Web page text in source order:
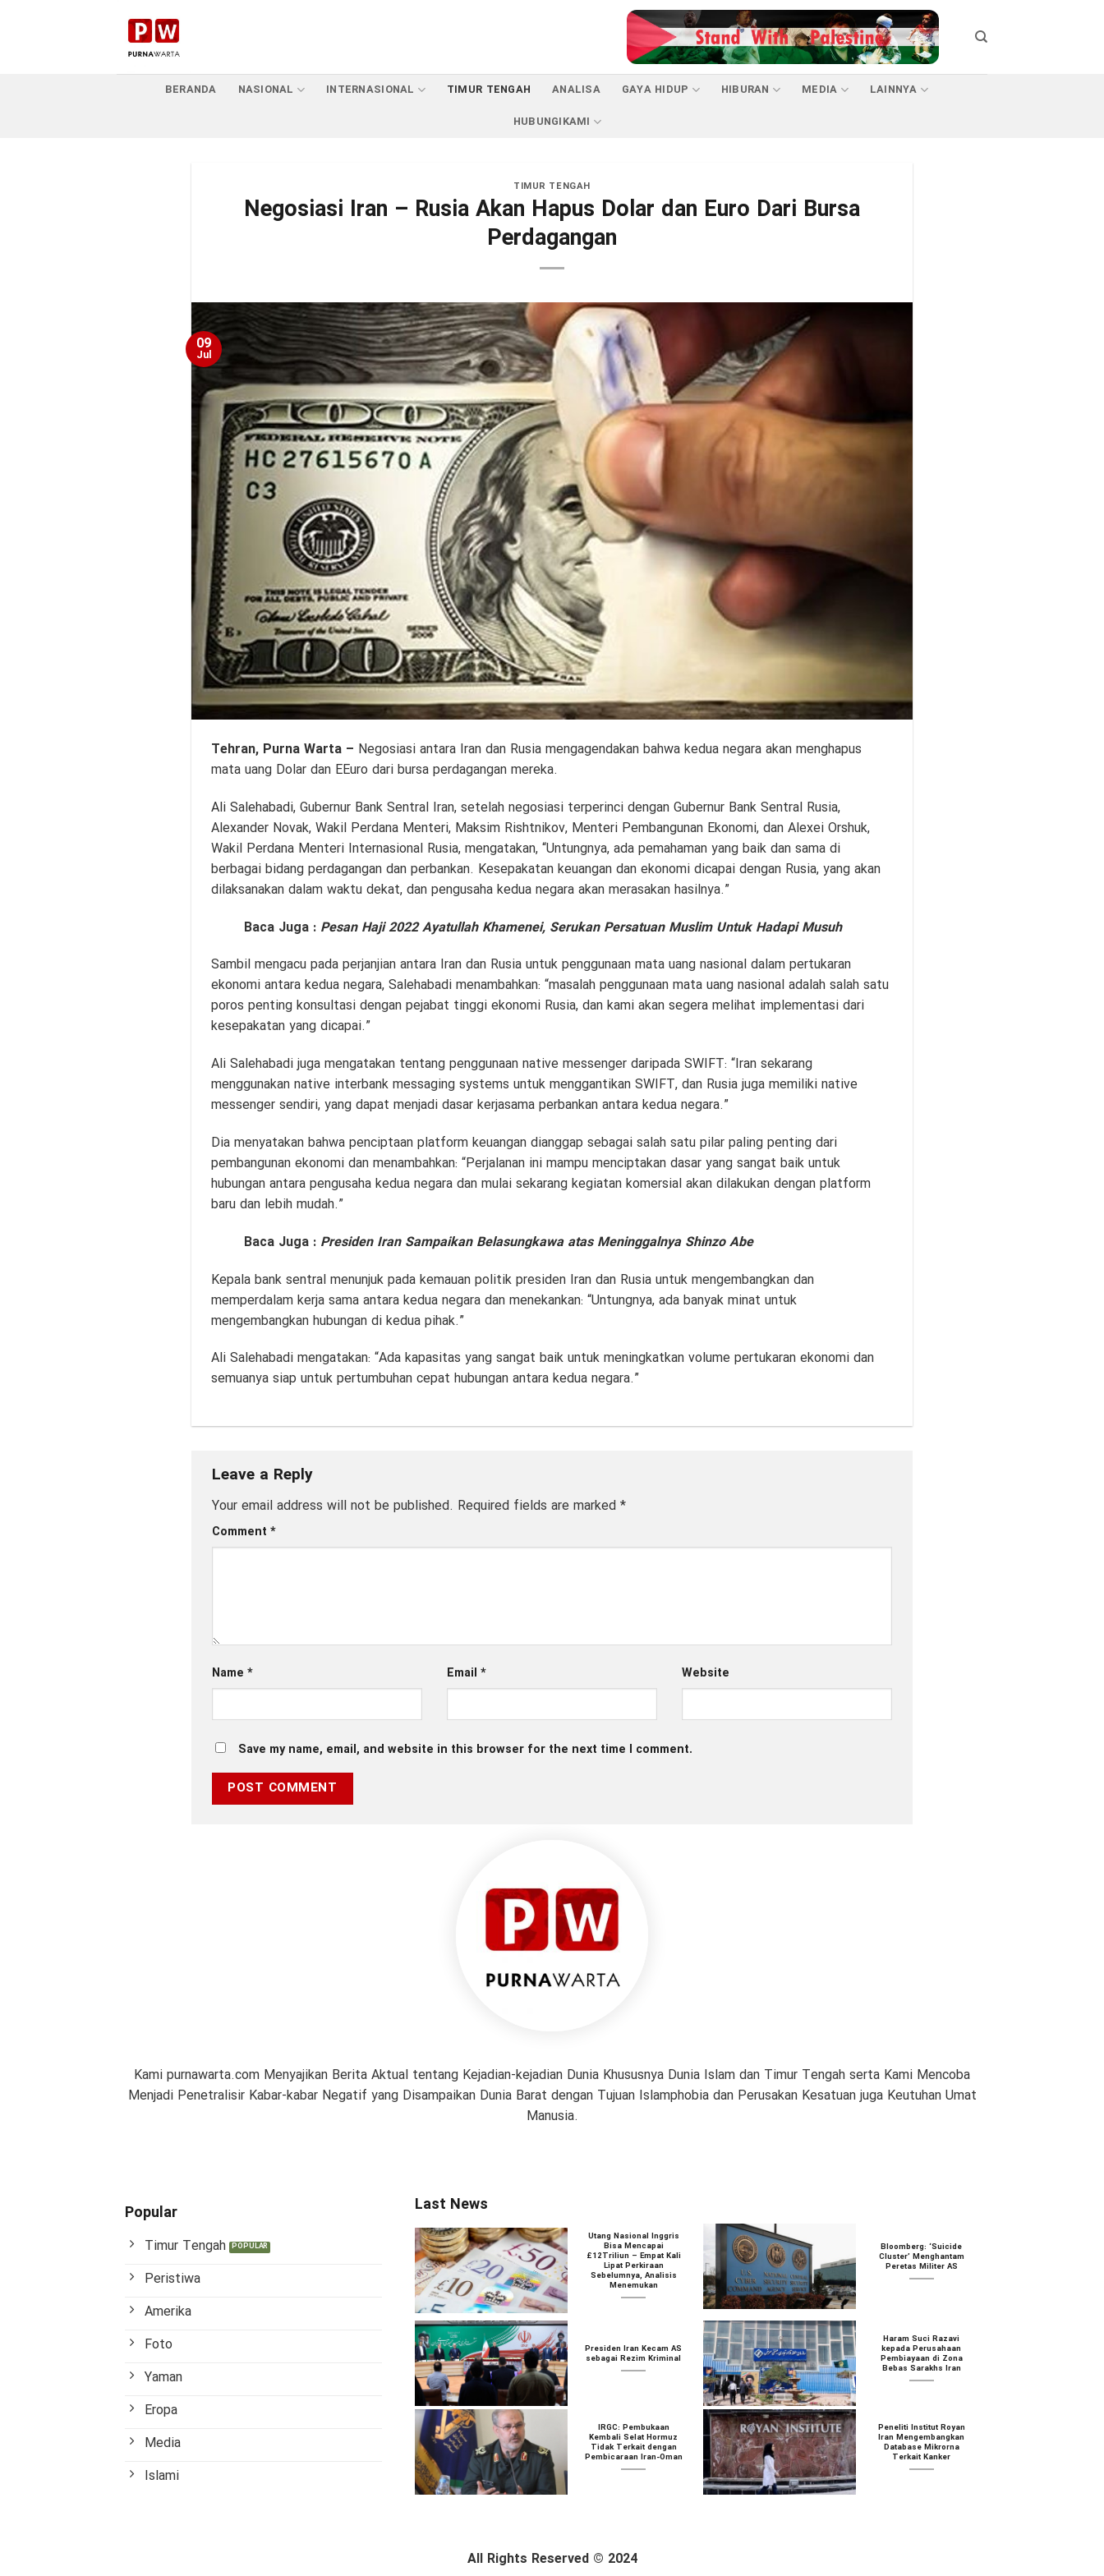
BERANDA NASIONAL INTERNASIONAL TIMUR TENGAH ANALISA GAYA HIDUP HIBURAN MEDIA
LAINNYA
HUBUNGIKAMI
TIMUR TENGAH
Negosiasi Iran – Rusia Akan Hapus Dolar dan Euro Dari Bursa
Perdagangan
09
Jul
Tehran, Purna Warta– Negosiasi antara Iran dan Rusia mengagendakan bahwa kedua negara akan menghapus
mata uang Dolar dan EEuro dari bursa perdagangan mereka.
Ali Salehabadi, Gubernur Bank Sentral Iran, setelah negosiasi terperinci dengan Gubernur Bank Sentral Rusia,
Alexander Novak, Wakil Perdana Menteri, Maksim Rishtnikov, Menteri Pembangunan Ekonomi, dan Alexei Orshuk,
Wakil Perdana Menteri Internasional Rusia, mengatakan, “Untungnya, ada pemahaman yang baik dan sama di
berbagai bidang perdagangan dan perbankan. Kesepakatan keuangan dan ekonomi dicapai dengan Rusia, yang akan
dilaksanakan dalam waktu dekat, dan pengusaha kedua negara akan merasakan hasilnya.”
Baca Juga : Pesan Haji 2022 Ayatullah Khamenei, Serukan Persatuan Muslim Untuk Hadapi Musuh
Sambil mengacu pada perjanjian antara Iran dan Rusia untuk penggunaan mata uang nasional dalam pertukaran
ekonomi antara kedua negara, Salehabadi menambahkan: “masalah penggunaan mata uang nasional adalah salah satu
poros penting konsultasi dengan pejabat tinggi ekonomi Rusia, dan kami akan segera melihat implementasi dari
kesepakatan yang dicapai.”
Ali Salehabadi juga mengatakan tentang penggunaan native messenger daripada SWIFT: “Iran sekarang
menggunakan native interbank messaging systems untuk menggantikan SWIFT, dan Rusia juga memiliki native
messenger sendiri, yang dapat menjadi dasar kerjasama perbankan antara kedua negara.”
Dia menyatakan bahwa penciptaan platform keuangan dianggap sebagai salah satu pilar paling penting dari
pembangunan ekonomi dan menambahkan: “Perjalanan ini mampu menciptakan dasar yang sangat baik untuk
hubungan antara pengusaha kedua negara dan mulai sekarang kegiatan komersial akan dilakukan dengan platform
baru dan lebih mudah.”
Baca Juga : Presiden Iran Sampaikan Belasungkawa atas Meninggalnya Shinzo Abe
Kepala bank sentral menunjuk pada kemauan politik presiden Iran dan Rusia untuk mengembangkan dan
memperdalam kerja sama antara kedua negara dan menekankan: “Untungnya, ada banyak minat untuk
mengembangkan hubungan di kedua pihak.”
Ali Salehabadi mengatakan: “Ada kapasitas yang sangat baik untuk meningkatkan volume pertukaran ekonomi dan
semuanya siap untuk pertumbuhan cepat hubungan antara kedua negara.”
Leave a Reply
Your email address will not be published. Required fields are marked *
Comment *
Name * Email * Website
Save my name, email, and website in this browser for the next time I comment.
Kami purnawarta.com Menyajikan Berita Aktual tentang Kejadian-kejadian Dunia Khususnya Dunia Islam dan Timur Tengah serta Kami Mencoba
Menjadi Penetralisir Kabar-kabar Negatif yang Disampaikan Dunia Barat dengan Tujuan Islamphobia dan Perusakan Kesatuan juga Keutuhan Umat
Manusia.
Popular
Timur Tengah
Peristiwa
Amerika
Foto
Yaman
Eropa
Media
Islami
Last News
Utang Nasional Inggris
Bisa Mencapai
£12Triliun – Empat Kali
Lipat Perkiraan
Sebelumnya, Analisis
Menemukan
Bloomberg: ‘Suicide
Cluster’ Menghantam
Peretas Militer AS
Presiden Iran Kecam AS
sebagai Rezim Kriminal
Haram Suci Razavi
kepada Perusahaan
Pembiayaan di Zona
Bebas Sarakhs Iran
IRGC: Pembukaan
Kembali Selat Hormuz
Tidak Terkait dengan
Pembicaraan Iran-Oman
Peneliti Institut Royan
Iran Mengembangkan
Database Mikrorna
Terkait Kanker
All Rights Reserved © 2024